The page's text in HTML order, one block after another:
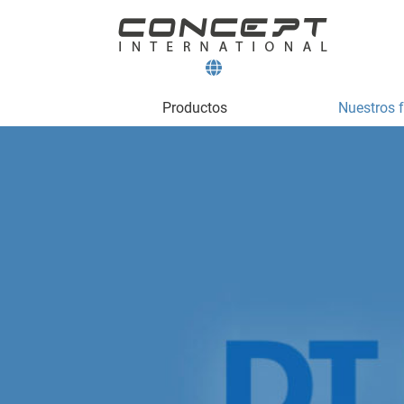
Productos Nuestros